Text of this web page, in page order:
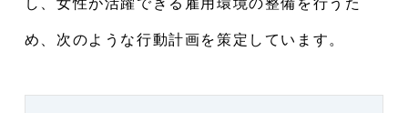
し、女性が活躍できる雇用環境の整備を行うた
め、次のような行動計画を策定しています。